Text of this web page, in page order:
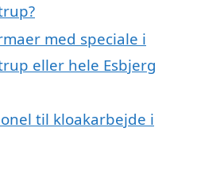
med speciale i
eller hele Esbjerg
til kloakarbejde i